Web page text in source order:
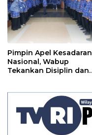
Pimpin Apel Kesadaran
Nasional, Wabup
Tekankan Disiplin dan